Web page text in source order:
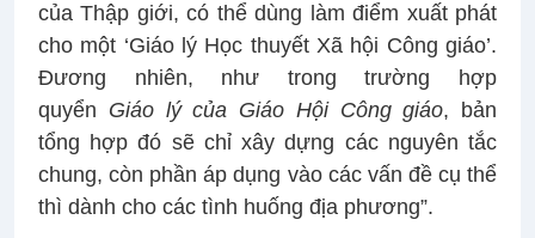
của Thập giới, có thể dùng làm điểm xuất phát
cho một ‘Giáo lý Học thuyết Xã hội Công giáo’.
Đương nhiên, như trong trường hợp
quyển Giáo lý của Giáo Hội Công giáo, bản
tổng hợp đó sẽ chỉ xây dựng các nguyên tắc
chung, còn phần áp dụng vào các vấn đề cụ thể
thì dành cho các tình huống địa phương”.